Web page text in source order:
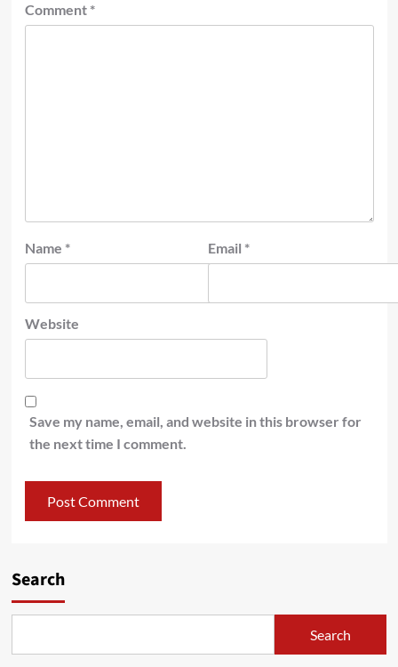
Comment *
Name * Email *
Website
Save my name, email, and website in this browser for
the next time I comment.
Search
Search